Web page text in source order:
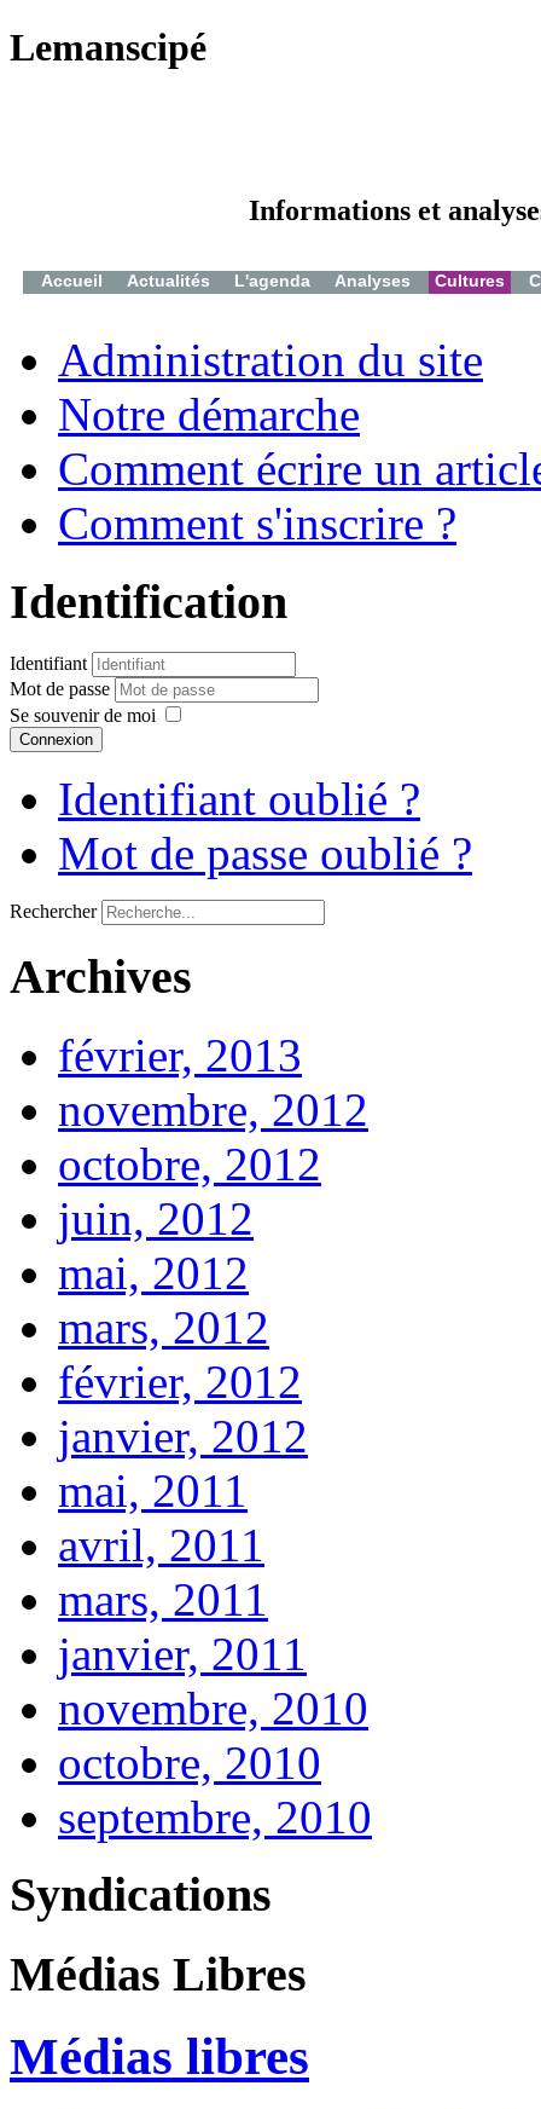
Lemanscipé
Informations et
Accueil Actualités L'agenda Analyses Cultures
Administration du site
Notre démarche
Comment écrire un
Comment s'inscrire ?
Identification
Identifiant
Mot de passe
Se souvenir de moi
Connexion
Identifiant oublié ?
Mot de passe oublié ?
Rechercher
Archives
février, 2013
novembre, 2012
octobre, 2012
juin, 2012
mai, 2012
mars, 2012
février, 2012
janvier, 2012
mai, 2011
avril, 2011
mars, 2011
janvier, 2011
novembre, 2010
octobre, 2010
septembre, 2010
Syndications
Médias Libres
Médias libres